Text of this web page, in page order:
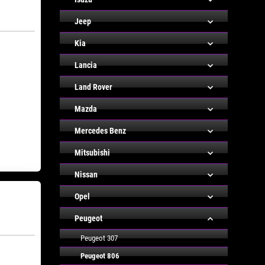
Jeep
Kia
Lancia
Land Rover
Mazda
Mercedes Benz
Mitsubishi
Nissan
Opel
Peugeot
Peugeot 307
Peugeot 806